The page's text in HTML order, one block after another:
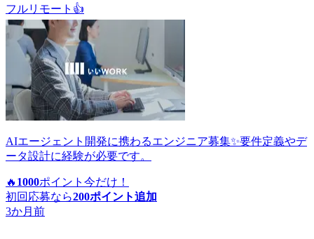
フルリモート 👍
AIエージェント開発に携わるエンジニア募集✨要件定義やデ
ータ設計に経験が必要です。
🔥 1000ポイント 今だけ！
初回応募なら200ポイント追加
3か月前